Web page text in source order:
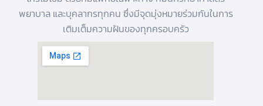
พยาบาล และบุคลากรทุกคน ซึ่งมีจุดมุ่งหมายร่วมกันในการ
เติมเต็มความฝันของทุกครอบครัว